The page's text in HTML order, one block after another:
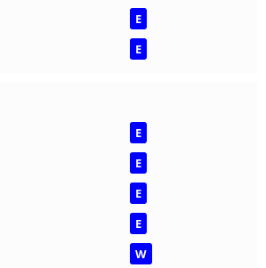
E
E
E
E
E
E
W